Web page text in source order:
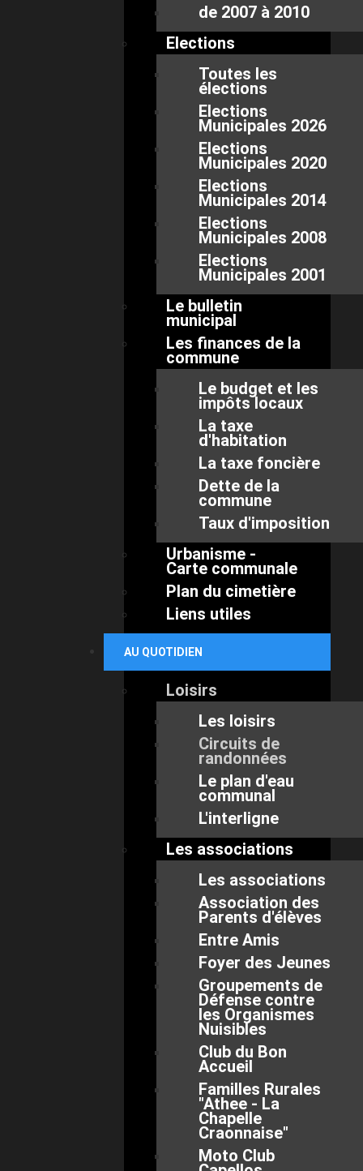
de 2007 à 2010
Elections
Toutes les
élections
Elections
Municipales 2026
Elections
Municipales 2020
Elections
Municipales 2014
Elections
Municipales 2008
Elections
Municipales 2001
Le bulletin
municipal
Les finances de la
commune
Le budget et les
impôts locaux
La taxe
d'habitation
La taxe foncière
Dette de la
commune
Taux d'imposition
Urbanisme -
Carte communale
Plan du cimetière
Liens utiles
AU QUOTIDIEN
Loisirs
Les loisirs
Circuits de
randonnées
Le plan d'eau
communal
L'interligne
Les associations
Les associations
Association des
Parents d'élèves
Entre Amis
Foyer des Jeunes
Groupements de
Défense contre
les Organismes
Nuisibles
Club du Bon
Accueil
Familles Rurales
"Athee - La
Chapelle
Craonnaise"
Moto Club